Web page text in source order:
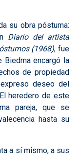
su obra póstuma:
Diario del artista
(1968), fue
Biedma encargó la
de propiedad
deseo del
heredero de este
pareja, que se
hasta su
a sí mismo, a sus